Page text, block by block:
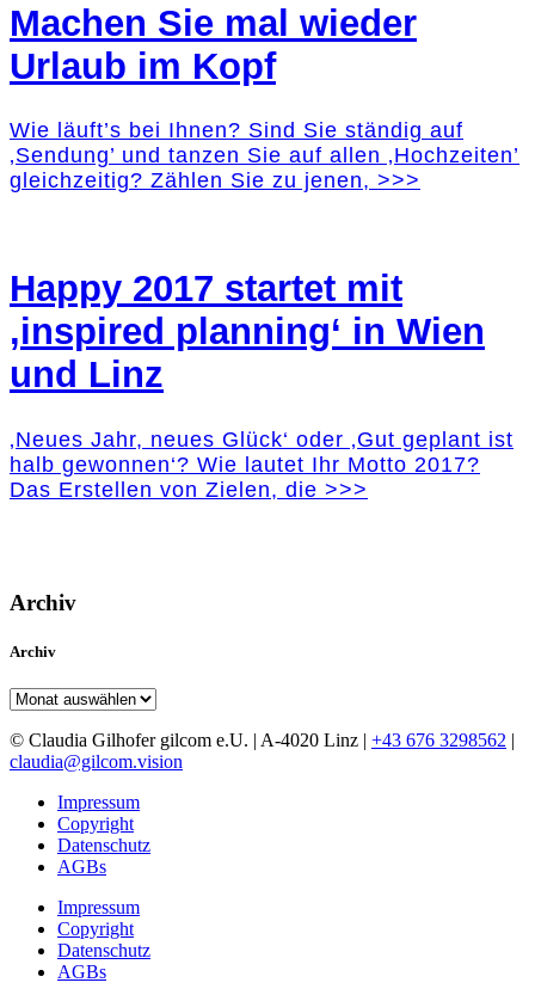
Machen Sie mal wieder
Urlaub im Kopf
Wie läuft’s bei Ihnen? Sind Sie ständig auf
‚Sendung’ und tanzen Sie auf allen ‚Hochzeiten’
gleichzeitig? Zählen Sie zu jenen, >>>
Happy 2017 startet mit
‚inspired planning‘ in Wien
und Linz
‚Neues Jahr, neues Glück‘ oder ‚Gut geplant ist
halb gewonnen‘? Wie lautet Ihr Motto 2017?
Das Erstellen von Zielen, die >>>
Archiv
Archiv
Archiv
© Claudia Gilhofer gilcom e.U. | A-4020 Linz | +43 676 3298562 |
claudia@gilcom.vision
Impressum
Copyright
Datenschutz
AGBs
Impressum
Copyright
Datenschutz
AGBs